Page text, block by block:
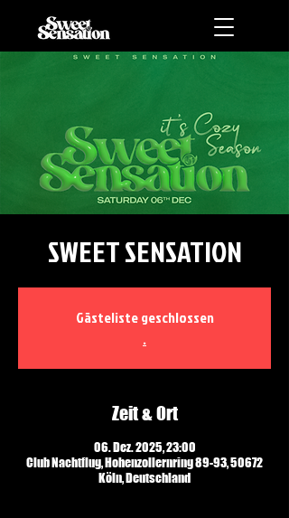
SWEET SENSATION
Gästeliste geschlossen
.
Zeit & Ort
06. Dez. 2025, 23:00
Club Nachtflug, Hohenzollernring 89-93, 50672
Köln, Deutschland